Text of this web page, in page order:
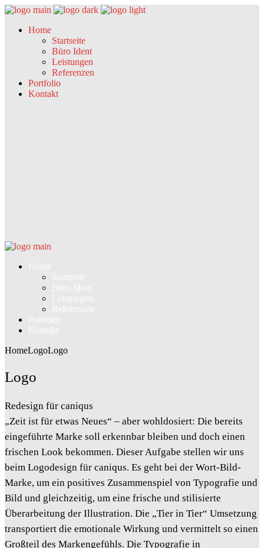
Home
Startseite
Büro Ident
Leistungen
Referenzen
Portfolio
Kontakt
HomeLogoLogo
Logo
Redesign für caniqus
„Zeit ist für etwas Neues“ – aber wohldosiert: Die bereits
eingeführte Marke soll erkennbar bleiben und doch einen
frischen Look bekommen. Dieser Aufgabe stellen wir uns
beim Logodesign für caniqus. Es geht bei der Wort-Bild-
Marke, um ein positives Zusammenspiel von Typografie und
Bild und gleichzeitig, um eine frische und stilisierte
Überarbeitung der Illustration. Die „Tier in Tier“ Umsetzung
transportiert die emotionale Wirkung und vermittelt so einen
Großteil des Markengefühls. Die Typografie in